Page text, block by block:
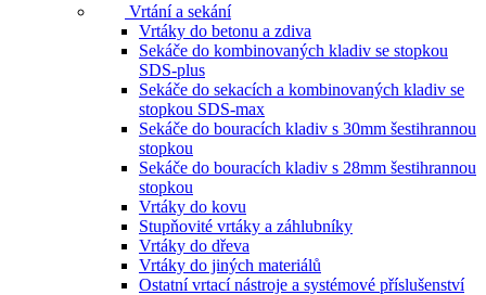
Vrtání a sekání
Vrtáky do betonu a zdiva
Sekáče do kombinovaných kladiv se stopkou
SDS-plus
Sekáče do sekacích a kombinovaných kladiv se
stopkou SDS-max
Sekáče do bouracích kladiv s 30mm šestihrannou
stopkou
Sekáče do bouracích kladiv s 28mm šestihrannou
stopkou
Vrtáky do kovu
Stupňovité vrtáky a záhlubníky
Vrtáky do dřeva
Vrtáky do jiných materiálů
Ostatní vrtací nástroje a systémové příslušenství